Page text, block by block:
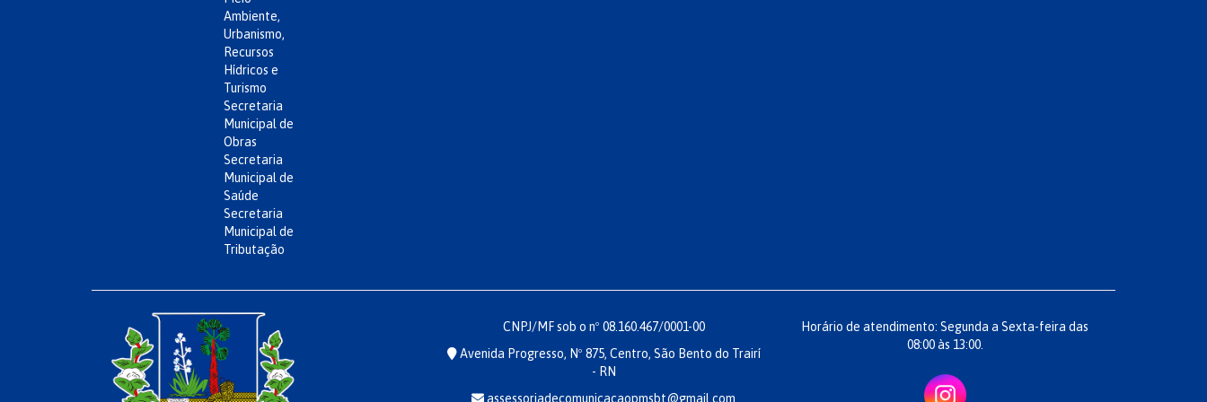
Ambiente,
Urbanismo,
Recursos
Hídricos e
Turismo
Secretaria
Municipal de
Obras
Secretaria
Municipal de
Saúde
Secretaria
Municipal de
Tributação
CNPJ/MF sob o nº 08.160.467/0001-00
Avenida Progresso, Nº 875, Centro, São Bento do Trairí
- RN
assessoriadecomunicacaopmsbt@gmail.com
Horário de atendimento: Segunda a Sexta-feira das
08:00 às 13:00.